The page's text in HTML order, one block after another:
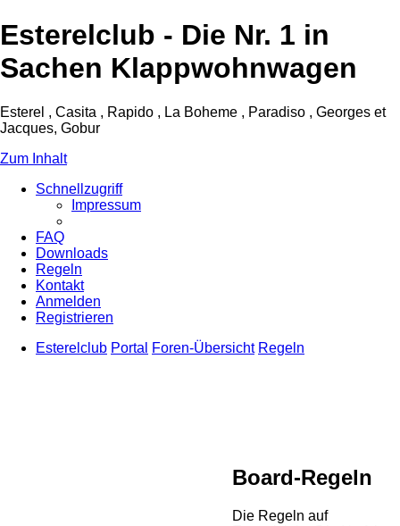
Esterelclub - Die Nr. 1 in
Sachen Klappwohnwagen
Esterel , Casita , Rapido , La Boheme , Paradiso , Georges et
Jacques, Gobur
Zum Inhalt
Schnellzugriff
Impressum
FAQ
Downloads
Regeln
Kontakt
Anmelden
Registrieren
Esterelclub Portal Foren-Übersicht Regeln
Board-Regeln
Die Regeln auf